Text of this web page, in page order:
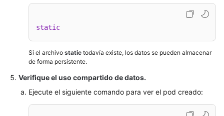
static
Si el archivo static todavía existe, los datos se pueden almacenar
de forma persistente.
Verifique el uso compartido de datos.
Ejecute el siguiente comando para ver el pod creado: